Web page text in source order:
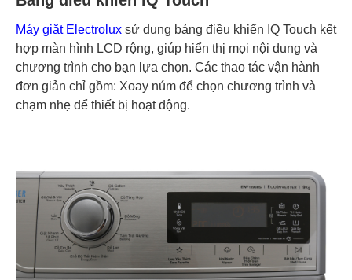
Máy giặt Electrolux sử dụng bảng điều khiển IQ Touch kết
hợp màn hình LCD rộng, giúp hiển thị mọi nội dung và
chương trình cho bạn lựa chọn. Các thao tác vận hành
đơn giản chỉ gồm: Xoay núm để chọn chương trình và
chạm nhẹ để thiết bị hoạt động.